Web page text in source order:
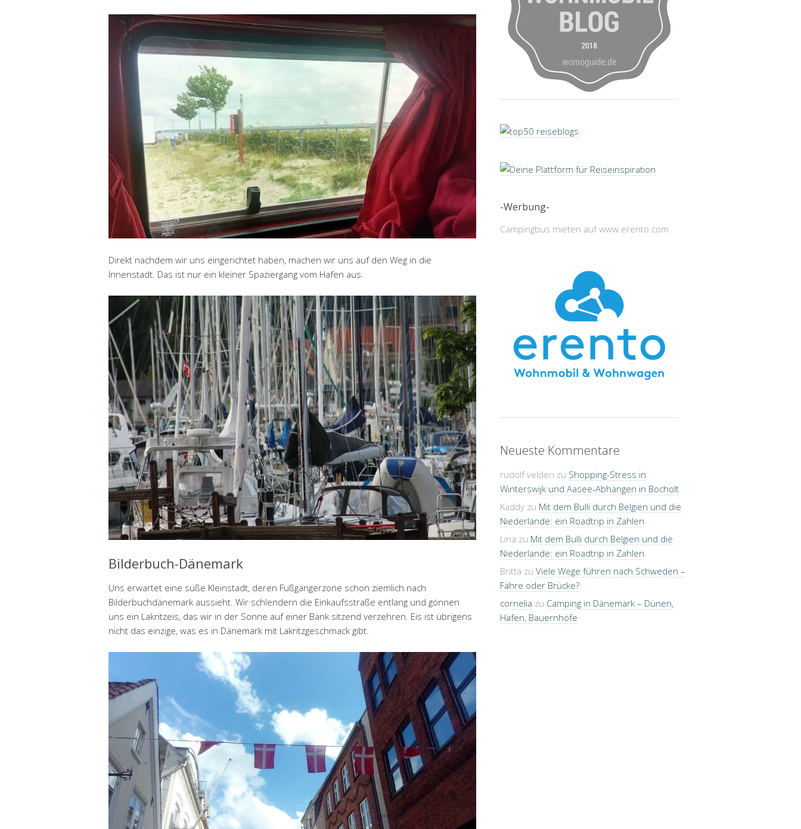
Direkt nachdem wir uns eingerichtet haben, machen wir uns auf den Weg in die
Innenstadt. Das ist nur ein kleiner Spaziergang vom Hafen aus.
Bilderbuch-Dänemark
Uns erwartet eine süße Kleinstadt, deren Fußgängerzone schon ziemlich nach
Bilderbuchdänemark aussieht. Wir schlendern die Einkaufsstraße entlang und gönnen
uns ein Lakritzeis, das wir in der Sonne auf einer Bank sitzend verzehren. Eis ist übrigens
nicht das einzige, was es in Dänemark mit Lakritzgeschmack gibt.
-Werbung-
Campingbus mieten auf www.erento.com
Neueste Kommentare
rudolf velden zu Shopping-Stress in
Winterswijk und Aasee-Abhängen in Bocholt
Kaddyzu Mit dem Bulli durch Belgien und die
Niederlande: ein Roadtrip in Zahlen
Lina zu Mit dem Bulli durch Belgien und die
Niederlande: ein Roadtrip in Zahlen
Britta zu Viele Wege führen nach Schweden –
Fähre oder Brücke?
cornelia zu Camping in Dänemark – Dünen,
Häfen, Bauernhöfe